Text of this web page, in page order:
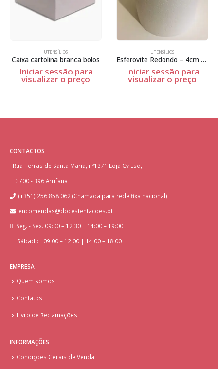
UTENSÍLIOS
Caixa cartolina branca bolos
Iniciar sessão para
visualizar o preço
UTENSÍLIOS
Esferovite Redondo – 4cm Espessura
Iniciar sessão para
visualizar o preço
CONTACTOS
Rua Terras de Santa Maria, nº1371 Loja Cv Esq,
3700 - 396 Arrifana
(+351) 256 858 062 (Chamada para rede fixa nacional)
encomendas@docestentacoes.pt
Seg. - Sex. 09:00 – 12:30 | 14:00 – 19:00
Sábado : 09:00 – 12:00 | 14:00 – 18:00
EMPRESA
Quem somos
Contatos
Livro de Reclamações
INFORMAÇÕES
Condições Gerais de Venda